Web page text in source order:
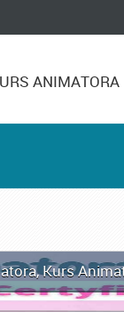
ANIMATORA
,Kurs